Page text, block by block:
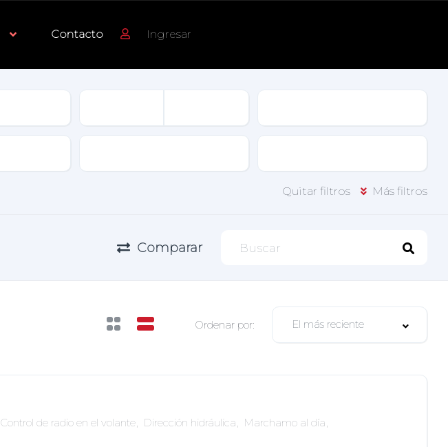
Contacto Ingresar
Quitar filtros Más filtros
Comparar
Ordenar por: El más reciente
Control de radio en el volante, Dirección hidráulica, Marchamo al día,